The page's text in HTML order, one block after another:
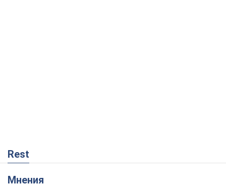
Rest
Мнения